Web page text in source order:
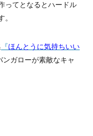
ってとなるとハードル
『ほんとうに気持ちいい
ンガローが素敵なキャ